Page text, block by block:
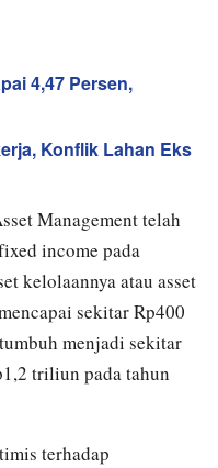
4,47 Persen,
Konflik Lahan Eks
Management telah
income pada
kelolaannya atau asset
sekitar Rp400
menjadi sekitar
triliun pada tahun
terhadap